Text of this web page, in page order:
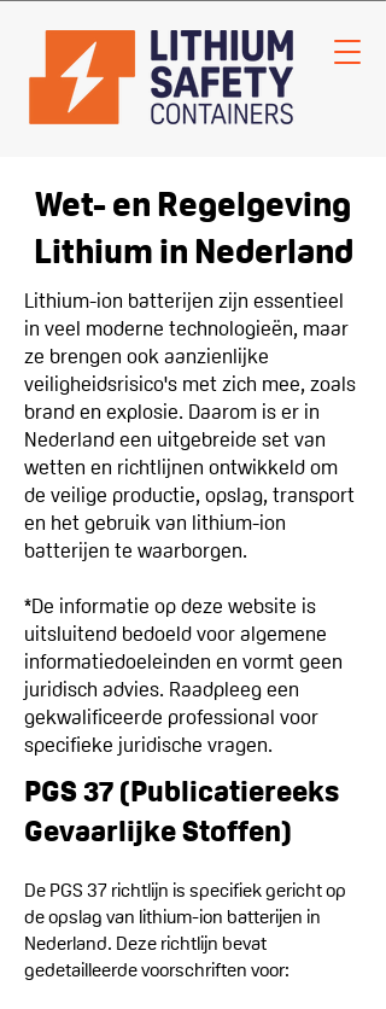
Wet- en Regelgeving
Lithium in Nederland
Lithium-ion batterijen zijn essentieel
in veel moderne technologieën, maar
ze brengen ook aanzienlijke
veiligheidsrisico's met zich mee, zoals
brand en explosie. Daarom is er in
Nederland een uitgebreide set van
wetten en richtlijnen ontwikkeld om
de veilige productie, opslag, transport
en het gebruik van lithium-ion
batterijen te waarborgen.
*De informatie op deze website is
uitsluitend bedoeld voor algemene
informatiedoeleinden en vormt geen
juridisch advies. Raadpleeg een
gekwalificeerde professional voor
specifieke juridische vragen.
PGS 37 (Publicatiereeks
Gevaarlijke Stoffen)
De PGS 37 richtlijn is specifiek gericht op
de opslag van lithium-ion batterijen in
Nederland. Deze richtlijn bevat
gedetailleerde voorschriften voor: